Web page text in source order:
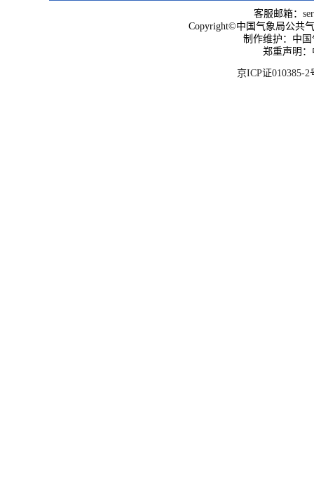
客服邮箱：
Copyright©中国气象局公共
制作维护：中
郑重声明
京ICP证010385-2